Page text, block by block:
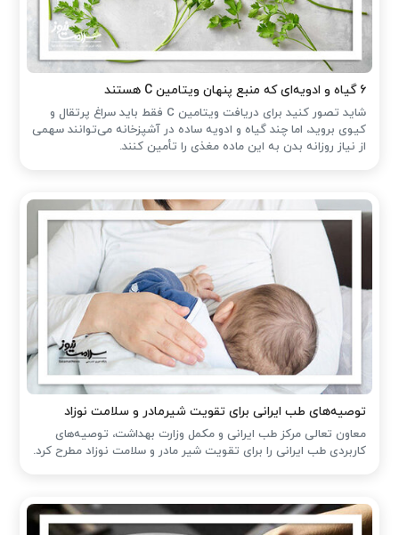
۶ گیاه و ادویه‌ای که منبع پنهان ویتامین C هستند
شاید تصور کنید برای دریافت ویتامین C فقط باید سراغ پرتقال و
کیوی بروید، اما چند گیاه و ادویه ساده در آشپزخانه می‌توانند سهمی
از نیاز روزانه بدن به این ماده مغذی را تأمین کنند.
توصیه‌های طب ایرانی برای تقویت شیرمادر و سلامت نوزاد
معاون تعالی مرکز طب ایرانی و مکمل وزارت بهداشت، توصیه‌های
کاربردی طب ایرانی را برای تقویت شیر مادر و سلامت نوزاد مطرح کرد.